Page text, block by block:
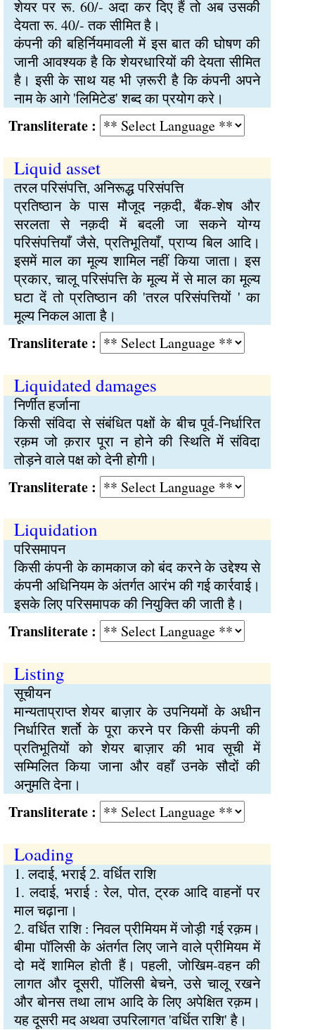
शेयर पर रू. 60/- अदा कर दिए हैं तो अब उसकी
देयता रू. 40/- तक सीमित है।
कंपनी की बहिर्नियमावली में इस बात की घोषण की
जानी आवश्यक है कि शेयरधारियों की देयता सीमित
है। इसी के साथ यह भी ज़रूरी है कि कंपनी अपने
नाम के आगे 'लिमिटेड' शब्द का प्रयोग करे।
:
Liquid asset
तरल परिसंपत्ति, अनिरूद्ध परिसंपत्ति
प्रतिष्ठान के पास मौजूद नक़दी, बैंक-शेष और
सरलता से नक़दी में बदली जा सकने योग्य
परिसंपत्तियाँ जैसे, प्रतिभूतियाँ, प्राप्य बिल आदि।
इसमें माल का मूल्य शामिल नहीं किया जाता। इस
प्रकार, चालू परिसंपत्ति के मूल्य में से माल का मूल्य
घटा दें तो प्रतिष्ठान की 'तरल परिसंपत्तियों ' का
मूल्य निकल आता है।
:
Liquidated damages
निर्णीत हर्जाना
किसी संविदा से संबंधित पक्षों के बीच पूर्व-निर्धारित
रक़म जो क़रार पूरा न होने की स्थिति में संविदा
तोड़ने वाले पक्ष को देनी होगी।
:
Liquidation
परिसमापन
किसी कंपनी के कामकाज को बंद करने के उद्देश्य से
कंपनी अधिनियम के अंतर्गत आरंभ की गई कार्रवाई।
इसके लिए परिसमापक की नियुक्ति की जाती है।
:
Listing
सूचीयन
मान्यताप्राप्त शेयर बाज़ार के उपनियमों के अधीन
निर्धारित शर्तो के पूरा करने पर किसी कंपनी की
प्रतिभूतियों को शेयर बाज़ार की भाव सूची में
सम्मिलित किया जाना और वहाँ उनके सौदों की
अनुमति देना।
:
Loading
1. लदाई, भराई 2. वर्धित राशि
1. लदाई, भराई : रेल, पोत, ट्रक आदि वाहनों पर
माल चढ़ाना।
2. वर्धित राशि : निवल प्रीमियम में जोड़ी गई रक़म।
बीमा पॉलिसी के अंतर्गत लिए जाने वाले प्रीमियम में
दो मदें शामिल होती हैं। पहली, जोखिम-वहन की
लागत और दूसरी, पॉलिसी बेचने, उसे चालू रखने
और बोनस तथा लाभ आदि के लिए अपेक्षित रक़म।
यह दूसरी मद अथवा उपरिलागत 'वर्धित राशि' है।